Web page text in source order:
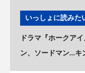
いっしょに読みた
ドラマ『ホークア
ン、ソードマン…キ